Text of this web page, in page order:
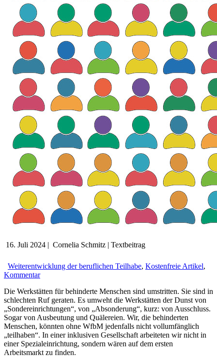
16. Juli 2024 | Cornelia Schmitz | Textbeitrag
Weiterentwicklung der beruflichen Teilhabe, Kostenfreie Artikel,
Kommentar
Die Werkstätten für behinderte Menschen sind umstritten. Sie sind in
schlechten Ruf geraten. Es umweht die Werkstätten der Dunst von
„Sondereinrichtungen“, von „Absonderung“, kurz: von Ausschluss.
Sogar von Ausbeutung und Quälereien. Wir, die behinderten
Menschen, könnten ohne WfbM jedenfalls nicht vollumfänglich
„teilhaben“. In einer inklusiven Gesellschaft arbeiteten wir nicht in
einer Spezialeinrichtung, sondern wären auf dem ersten
Arbeitsmarkt zu finden.